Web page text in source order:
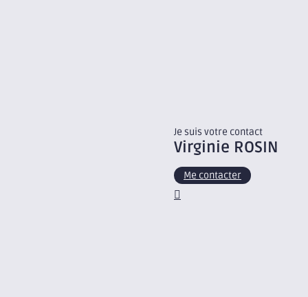
Je suis votre contact
Virginie ROSIN
Me contacter